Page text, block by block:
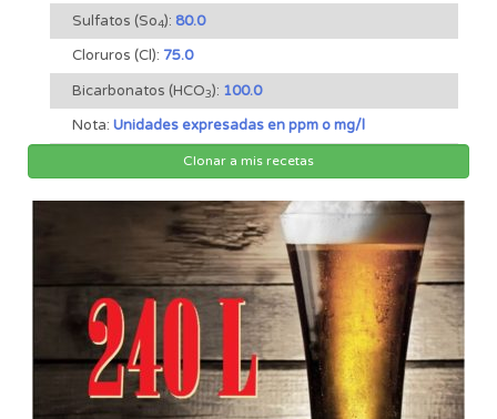
Sulfatos (So4): 80.0
Cloruros (Cl): 75.0
Bicarbonatos (HCO3): 100.0
Nota: Unidades expresadas en ppm o mg/l
Clonar a mis recetas